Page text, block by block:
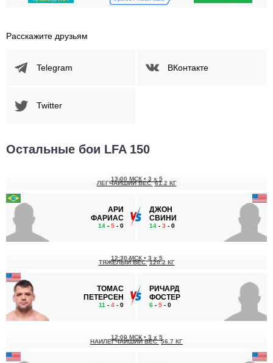
Расскажите друзьям
Telegram ВКонтакте
Twitter
Остальные бои LFA 150
АРИ
ФАРИАС
14 - 5 - 0
13:00 МСК • 3 x 5
ЛЕГЧАЙШИЙ ВЕС 61.2 КГ
ДЖОН
СВИНИ
14 - 3 - 0
ТОМАС
ПЕТЕРСЕН
11 - 4 - 0
12:30 МСК • 3 x 5
ТЯЖЕЛЫЙ ВЕС 120.2 КГ
РИЧАРД
ФОСТЕР
6 - 5 - 0
12:00 МСК • 3 x 5
НАИЛЕГЧАЙШИЙ ВЕС 56.7 КГ